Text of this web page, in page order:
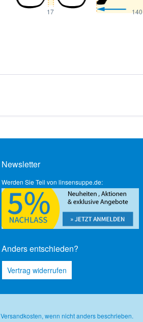
17 140
Newsletter
Werden Sie Teil von linsensuppe.de:
Anders entschieden?
Vertrag widerrufen
Versandkosten, wenn nicht anders beschrieben.